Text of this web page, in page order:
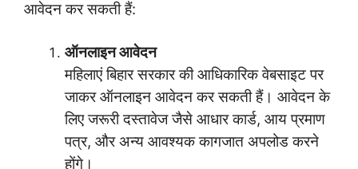
आवेदन कर सकती हैं:
ऑनलाइन आवेदन
महिलाएं बिहार सरकार की आधिकारिक वेबसाइट पर
जाकर ऑनलाइन आवेदन कर सकती हैं। आवेदन के
लिए जरूरी दस्तावेज जैसे आधार कार्ड, आय प्रमाण
पत्र, और अन्य आवश्यक कागजात अपलोड करने
होंगे।